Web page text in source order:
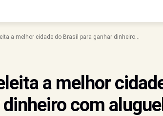
a melhor cidade do Brasil para ganhar dinheiro...
a melhor
com